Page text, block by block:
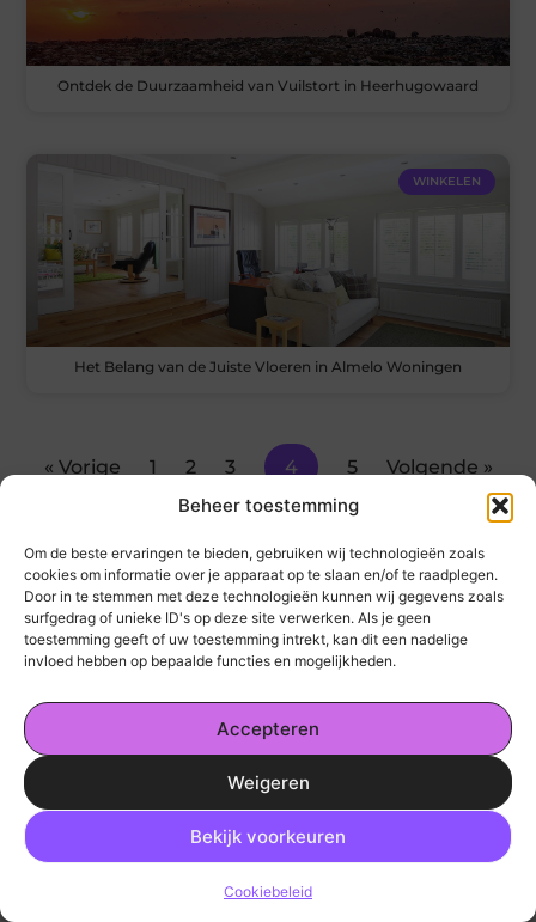
Beheer toestemming
Om de beste ervaringen te bieden, gebruiken wij technologieën zoals
cookies om informatie over je apparaat op te slaan en/of te raadplegen.
Door in te stemmen met deze technologieën kunnen wij gegevens zoals
surfgedrag of unieke ID's op deze site verwerken. Als je geen
toestemming geeft of uw toestemming intrekt, kan dit een nadelige
invloed hebben op bepaalde functies en mogelijkheden.
Accepteren
Weigeren
Bekijk voorkeuren
Cookiebeleid
Ga Naar
Ontdek de Duurzaamheid van Vuilstort in Heerhugowaard
WINKELEN
Het Belang van de Juiste Vloeren in Almelo Woningen
« Vorige 1 2 3 4 5 Volgende »
kickinsite.nl – Echt, eerlijk, alles wat telt.
Een verzameling van blogs en artikelen die
dagelijks leven behandelen.